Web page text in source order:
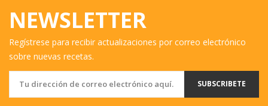
NEWSLETTER
Regístrese para recibir actualizaciones por correo electrónico
sobre nuevas recetas.
SUBSCRIBETE